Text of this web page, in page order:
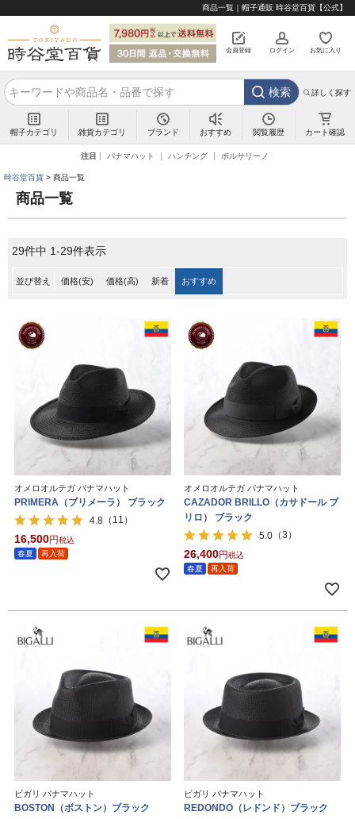
商品一覧｜帽子通販 時谷堂百貨【公式】
会員登録 ログイン お気に入り
検索 詳しく探す
帽子カテゴリ 雑貨カテゴリ ブランド おすすめ 閲覧履歴 カート確認
注目 パナマハット ハンチング ボルサリーノ
時谷堂百貨 商品一覧
商品一覧
並び替え 価格(安) 価格(高) 新着 おすすめ
29件中 1-29件表示
オメロオルテガ パナマハット
PRIMERA（プリメーラ） ブラック
4.8 （11）
16,500
税込
春夏
再入荷
オメロオルテガ パナマハット
CAZADOR BRILLO（カサドール ブ
リロ） ブラック
5.0 （3）
26,400
税込
春夏
再入荷
ビガリ パナマハット
BOSTON（ボストン）ブラック
ビガリ パナマハット
REDONDO（レドンド）ブラック